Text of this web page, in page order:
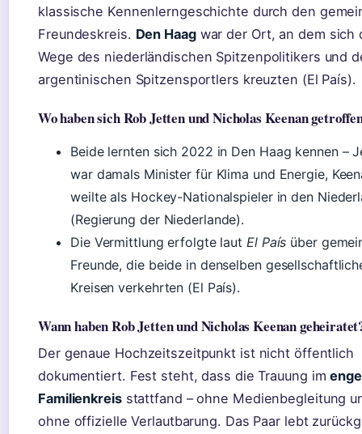
klassische Kennenlerngeschichte durch den
Freundeskreis. Den Haagwar der Ort, an dem sich
Wege des niederländischen Spitzenpolitikers und
argentinischen Spitzensportlers kreuzten (El País).
Wo haben sich Rob Jetten und Nicholas Keenan
Beide lernten sich 2022 in Den Haag kennen –
war damals Minister für Klima und Energie,
weilte als Hockey-Nationalspieler in den
(Regierung der Niederlande).
Die Vermittlung erfolgte laut El País über
Freunde, die beide in denselben
Kreisen verkehrten (El País).
Wann haben Rob Jetten und Nicholas Keenan
Der genaue Hochzeitszeitpunkt ist nicht öffentlich
dokumentiert. Fest steht, dass die Trauung im
Familienkreisstattfand – ohne Medienbegleitung
ohne offizielle Verlautbarung. Das Paar lebt